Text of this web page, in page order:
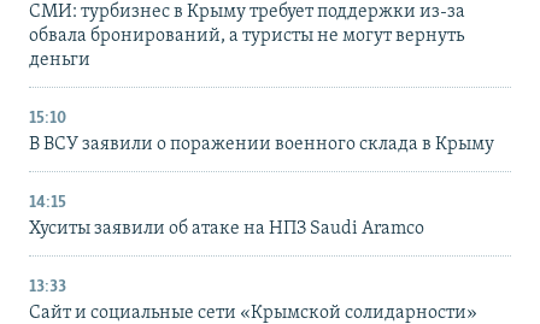
СМИ: турбизнес в Крыму требует поддержки из-за
обвала бронирований, а туристы не могут вернуть
деньги
15:10
В ВСУ заявили о поражении военного склада в Крыму
14:15
Хуситы заявили об атаке на НПЗ Saudi Aramco
13:33
Сайт и социальные сети «Крымской солидарности»